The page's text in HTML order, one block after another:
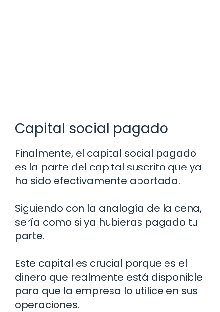
Capital social pagado
Finalmente, el capital social pagado
es la parte del capital suscrito que ya
ha sido efectivamente aportada.
Siguiendo con la analogía de la cena,
sería como si ya hubieras pagado tu
parte.
Este capital es crucial porque es el
dinero que realmente está disponible
para que la empresa lo utilice en sus
operaciones.